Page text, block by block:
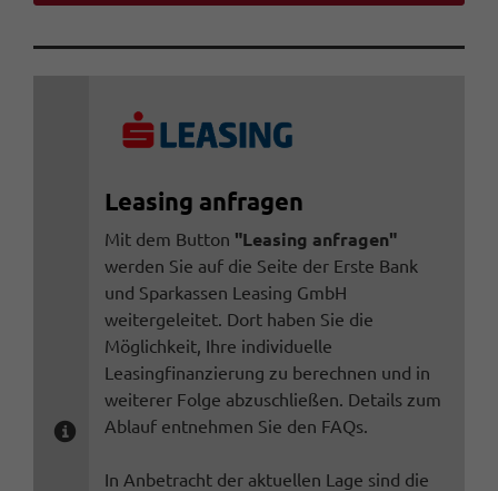
Leasing anfragen
Mit dem Button "Leasing anfragen"
werden Sie auf die Seite der Erste Bank
und Sparkassen Leasing GmbH
weitergeleitet. Dort haben Sie die
Möglichkeit, Ihre individuelle
Leasingfinanzierung zu berechnen und in
weiterer Folge abzuschließen. Details zum
Ablauf entnehmen Sie den FAQs.
In Anbetracht der aktuellen Lage sind die